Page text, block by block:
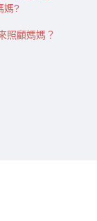
媽?
照顧媽媽？